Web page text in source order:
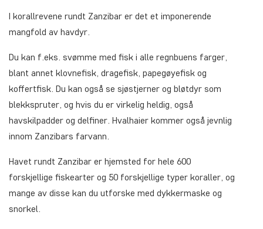
I korallrevene rundt Zanzibar er det et imponerende
mangfold av havdyr.
Du kan f.eks. svømme med fisk i alle regnbuens farger,
blant annet klovnefisk, dragefisk, papegøyefisk og
koffertfisk. Du kan også se sjøstjerner og bløtdyr som
blekkspruter, og hvis du er virkelig heldig, også
havskilpadder og delfiner. Hvalhaier kommer også jevnlig
innom Zanzibars farvann.
Havet rundt Zanzibar er hjemsted for hele 600
forskjellige fiskearter og 50 forskjellige typer koraller, og
mange av disse kan du utforske med dykkermaske og
snorkel.